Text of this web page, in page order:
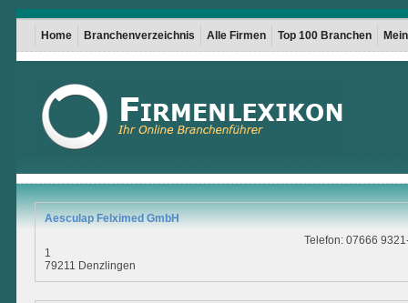
Home Branchenverzeichnis Alle Firmen Top 100 Branchen
Aesculap Felximed GmbH
1
79211 Denzlingen
Telefon: 07666